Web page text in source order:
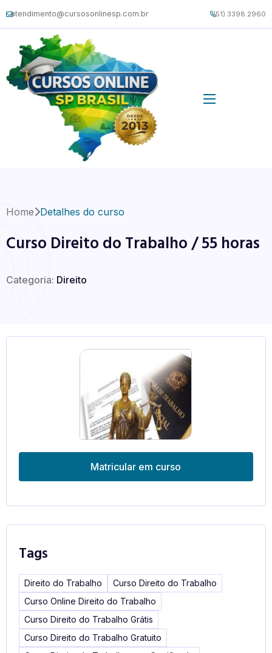
atendimento@cursosonlinesp.com.br (51) 3398.2960
Home Detalhes do curso
Curso Direito do Trabalho / 55 horas
Categoria: Direito
Matricular em curso
Tags
Direito do Trabalho
Curso Direito do Trabalho
Curso Online Direito do Trabalho
Curso Direito do Trabalho Grátis
Curso Direito do Trabalho Gratuito